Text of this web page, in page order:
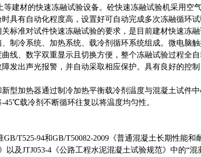
建材的快速冻融试验设备。砼快速冻融试验机采用空
具有自动化程度高，设置好可自动完成多次冻融循环
标准对试件快速冻融试验的要求，是目前建材快速冻融
制冷系统、加热系统、载冷剂循环系统组成。微电脑
线、数字双重显示且切换方便，整个冻融试验过程全
发出声光报警，并自动采取相应保护。具有良好的控
型加热器通过制冷加热平衡载冷剂温度与混凝土试件
载冷剂不断循环往复以将温度均匀性。
T525-94和GB/T50082-2009《普通混凝土长期性能和
以及JTJ053-4《公路工程水泥混凝土试验规范》中的“混